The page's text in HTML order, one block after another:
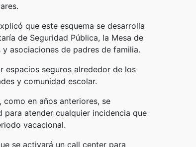
que este esquema se desarrolla
de Seguridad Pública, la Mesa de
asociaciones de padres de familia.
espacios seguros alrededor de los
y comunidad escolar.
como en años anteriores, se
atender cualquier incidencia que
vacacional.
se activará un call center para